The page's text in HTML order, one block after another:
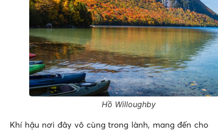
Hồ Willoughby
Khí hậu nơi đây vô cùng trong lành, mang đến cho